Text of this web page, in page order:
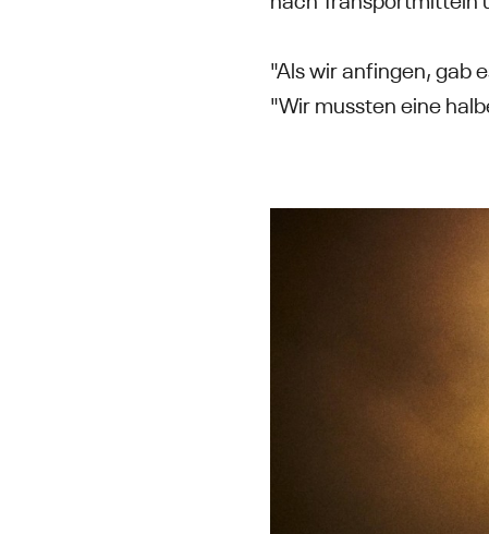
"Als wir anfingen, gab
"Wir mussten eine